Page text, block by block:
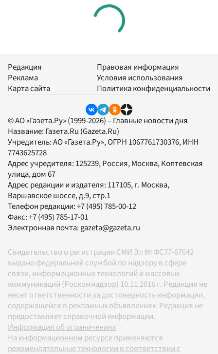
Редакция
Реклама
Карта сайта
Правовая информация
Условия использования
Политика конфиденциальности
© АО «Газета.Ру» (1999-2026) – Главные новости дня
Название: Газета.Ru (Gazeta.Ru)
Учредитель:АО «Газета.Ру», ОГРН 1067761730376, ИНН
7743625728
Адрес учредителя: 125239, Россия, Москва, Коптевская
улица, дом 67
Адрес редакции и издателя: 117105, г. Москва,
Варшавское шоссе, д.9, стр.1
Телефон редакции:+7 (495) 785-00-12
Факс:+7 (495) 785-17-01
Электронная почта: gazeta@gazeta.ru
Свидетельство о регистрации СМИ Эл № ФС77-67642
выдано федеральной службой по надзору в сфере
связи, информационных технологий и массовых
коммуникаций (Роскомнадзор) 10.11.2016 г. Редакция не
несет ответственности за достоверность информации,
содержащейся в рекламных объявлениях. Редакция не
предоставляет справочной информации.
Информация об ограничениях
На информационном ресурсе применяются
рекомендательные технологии в соответствии с